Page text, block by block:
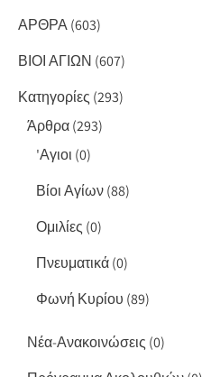
ΑΡΘΡΑ(603)
ΒΙΟΙ ΑΓΙΩΝ (607)
Κατηγορίες (293)
Άρθρα(293)
'Αγιοι (0)
Βίοι Αγίων(88)
Ομιλίες (0)
Πνευματικά(0)
Φωνή Κυρίου (89)
Νέα-Ανακοινώσεις (0)